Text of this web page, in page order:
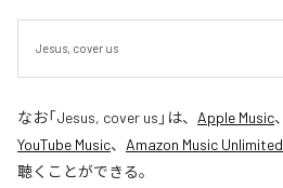
Jesus, cover us
なお「Jesus, cover us 」は、 Apple Music、
YouTube Music、 Amazon Music Unlimited
聴くことができる。